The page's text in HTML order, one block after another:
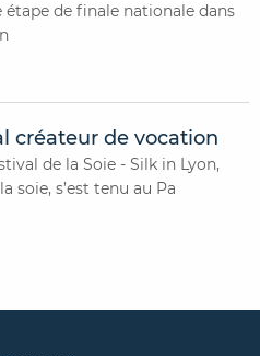
étape de finale nationale dans
créateur de vocation
de la Soie - Silk in Lyon,
soie, s’est tenu au Pa